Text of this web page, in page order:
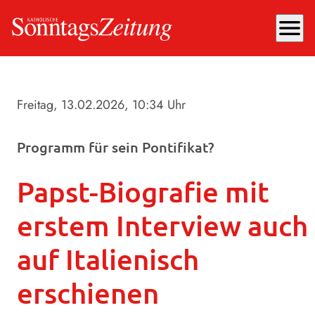
menu
Freitag, 13.02.2026, 10:34 Uhr
Programm für sein Pontifikat?
Papst-Biografie mit
erstem Interview auch
auf Italienisch
erschienen